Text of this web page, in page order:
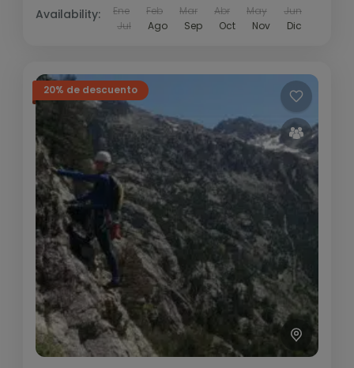
Availability: Ene Feb Mar Abr May
Jun
Jul
Ago Sep Oct Nov Dic
20% de descuento